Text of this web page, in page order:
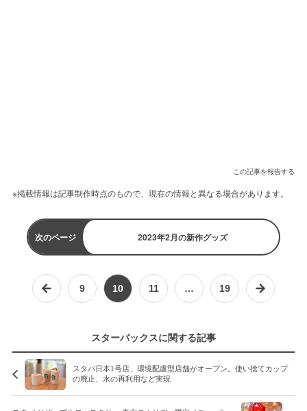
この記事を報告する
※掲載情報は記事制作時点のもので、現在の情報と異なる場合があります。
次のページ 2023年2月の新作グッズ
9 10 11 … 19
スターバックスに関する記事
スタバ日本1号店、環境配慮型店舗がオープン。使い捨てカップ
の廃止、水の再利用など実現